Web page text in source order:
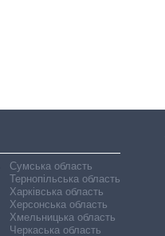
Сумська область
Тернопільська область
Харківська область
Херсонська область
Хмельницька область
Черкаська область